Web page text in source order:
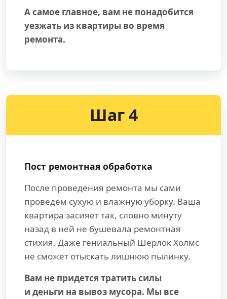
А самое главное, вам не понадобится
уезжать из квартиры во время
ремонта.
Шаг 4
Пост ремонтная обработка
После проведения ремонта мы сами
проведем сухую и влажную уборку. Ваша
квартира засияет так, словно минуту
назад в ней не бушевала ремонтная
стихия. Даже гениальный Шерлок Холмс
не сможет отыскать лишнюю пылинку.
Вам не придется тратить силы
и деньги на вывоз мусора. Мы все